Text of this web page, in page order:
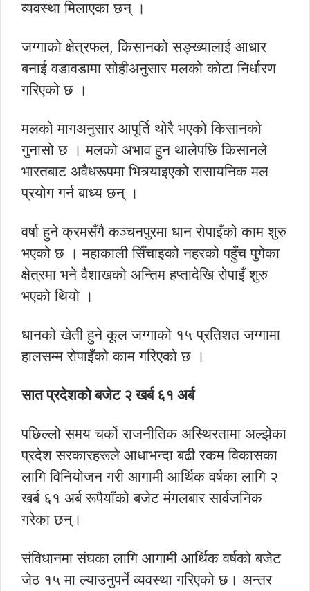
व्यवस्था मिलाएका छन् ।
जग्गाको क्षेत्रफल, किसानको सङ्ख्यालाई आधार
बनाई वडावडामा सोहीअनुसार मलको कोटा निर्धारण
गरिएको छ ।
मलको मागअनुसार आपूर्ति थोरै भएको किसानको
गुनासो छ । मलको अभाव हुन थालेपछि किसानले
भारतबाट अवैधरूपमा भित्र्याइएको रासायनिक मल
प्रयोग गर्न बाध्य छन् ।
वर्षा हुने क्रमसँगै कञ्चनपुरमा धान रोपाइँको काम शुरु
भएको छ । महाकाली सिँचाइको नहरको पहुँच पुगेका
क्षेत्रमा भने वैशाखको अन्तिम हप्तादेखि रोपाइँ शुरु
भएको थियो ।
धानको खेती हुने कूल जग्गाको १५ प्रतिशत जग्गामा
हालसम्म रोपाइँको काम गरिएको छ ।
सात प्रदेशको बजेट २ खर्ब ६१ अर्ब
पछिल्लो समय चर्को राजनीतिक अस्थिरतामा अल्झेका
प्रदेश सरकारहरूले आधाभन्दा बढी रकम विकासका
लागि विनियोजन गरी आगामी आर्थिक वर्षका लागि २
खर्ब ६१ अर्ब रूपैयाँको बजेट मंगलबार सार्वजनिक
गरेका छन्।
संविधानमा संघका लागि आगामी आर्थिक वर्षको बजेट
जेठ १५ मा ल्याउनुपर्ने व्यवस्था गरिएको छ। अन्तर